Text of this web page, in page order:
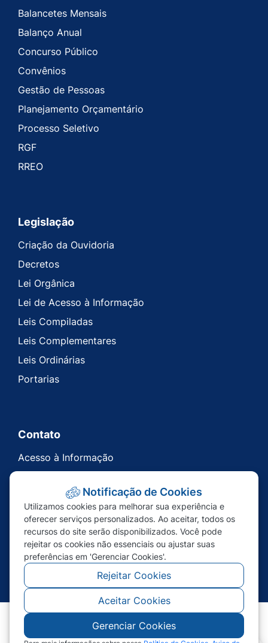
Balancetes Mensais
Balanço Anual
Concurso Público
Convênios
Gestão de Pessoas
Planejamento Orçamentário
Processo Seletivo
RGF
RREO
Legislação
Criação da Ouvidoria
Decretos
Lei Orgânica
Lei de Acesso à Informação
Leis Compiladas
Leis Complementares
Leis Ordinárias
Portarias
Contato
Acesso à Informação
Carta de Serviços
Telefones Úteis
©2026 - Prefeitura de Nova Bandeirantes - MT -
Todos os direitos reservados
Notificação de Cookies
Utilizamos cookies para melhorar sua experiência e
oferecer serviços personalizados. Ao aceitar, todos os
recursos do site serão disponibilizados. Você pode
rejeitar os cookies não essenciais ou ajustar suas
preferências em 'Gerenciar Cookies'.
Rejeitar Cookies
Aceitar Cookies
Gerenciar Cookies